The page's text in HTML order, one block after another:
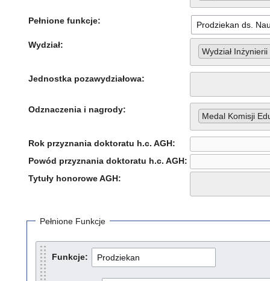
Pełnione funkcje:
Wydział:
Wydział
Jednostka pozawydziałowa:
Odznaczenia i nagrody:
Medal Komisji
Rok przyznania doktoratu h.c. AGH:
Powód przyznania doktoratu h.c. AGH:
Tytuły honorowe AGH:
Pełnione Funkcje
Funkcje: